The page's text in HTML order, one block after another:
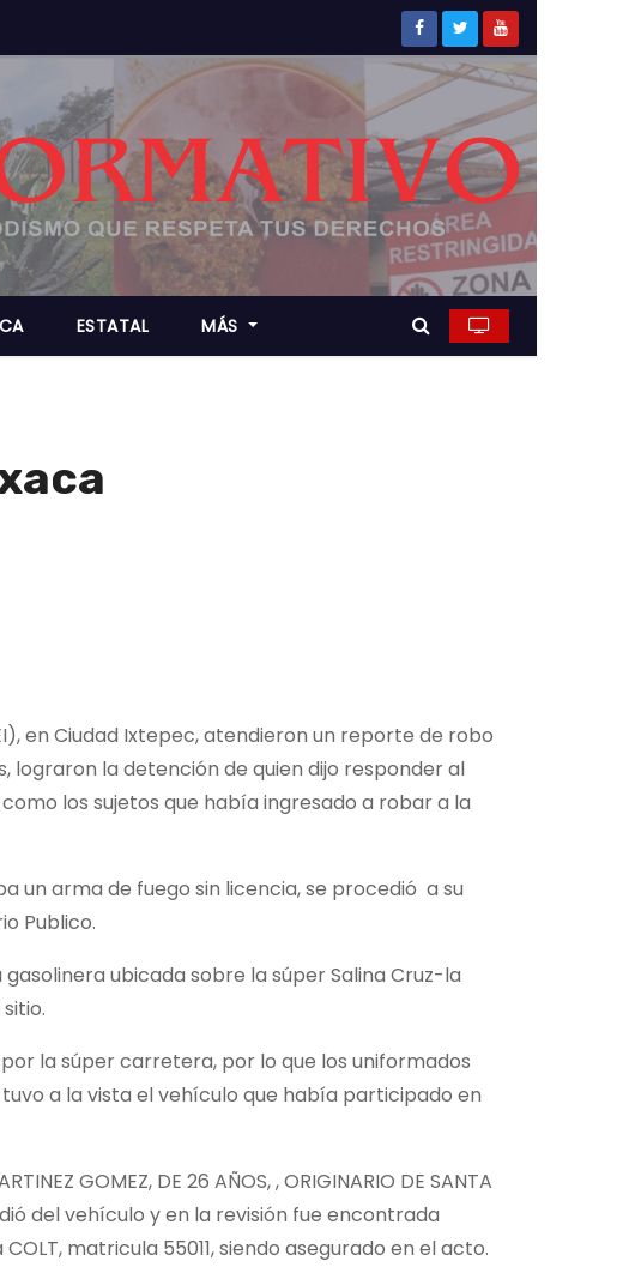
ESTATAL MÁS
en Ciudad Ixtepec, atendieron un reporte de robo
lograron la detención de quien dijo responder al
como los sujetos que había ingresado a robar a la
un arma de fuego sin licencia, se procedió a su
Publico.
ubicada sobre la súper Salina Cruz-la
la súper carretera, por lo que los uniformados
a la vista el vehículo que había participado en
GOMEZ, DE 26 AÑOS, , ORIGINARIO DE SANTA
del vehículo y en la revisión fue encontrada
matricula 55011, siendo asegurado en el acto.